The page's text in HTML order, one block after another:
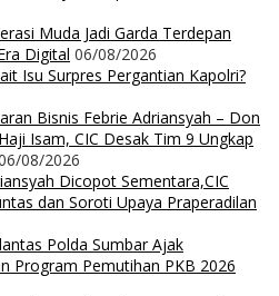
Muda Jadi Garda Terdepan
Digital 06/08/2026
Isu Surpres Pergantian Kapolri?
Bisnis Febrie Adriansyah – Don
Isam, CIC Desak Tim 9 Ungkap
08/2026
Dicopot Sementara,CIC
dan Soroti Upaya Praperadilan
Polda Sumbar Ajak
Program Pemutihan PKB 2026